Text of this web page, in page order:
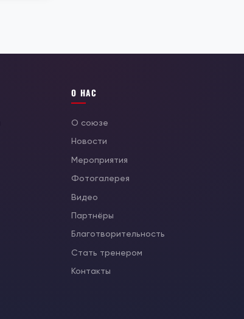
О НАС
О союзе
Новости
Мероприятия
Фотогалерея
Видео
Партнёры
Благотворительность
Стать тренером
Контакты